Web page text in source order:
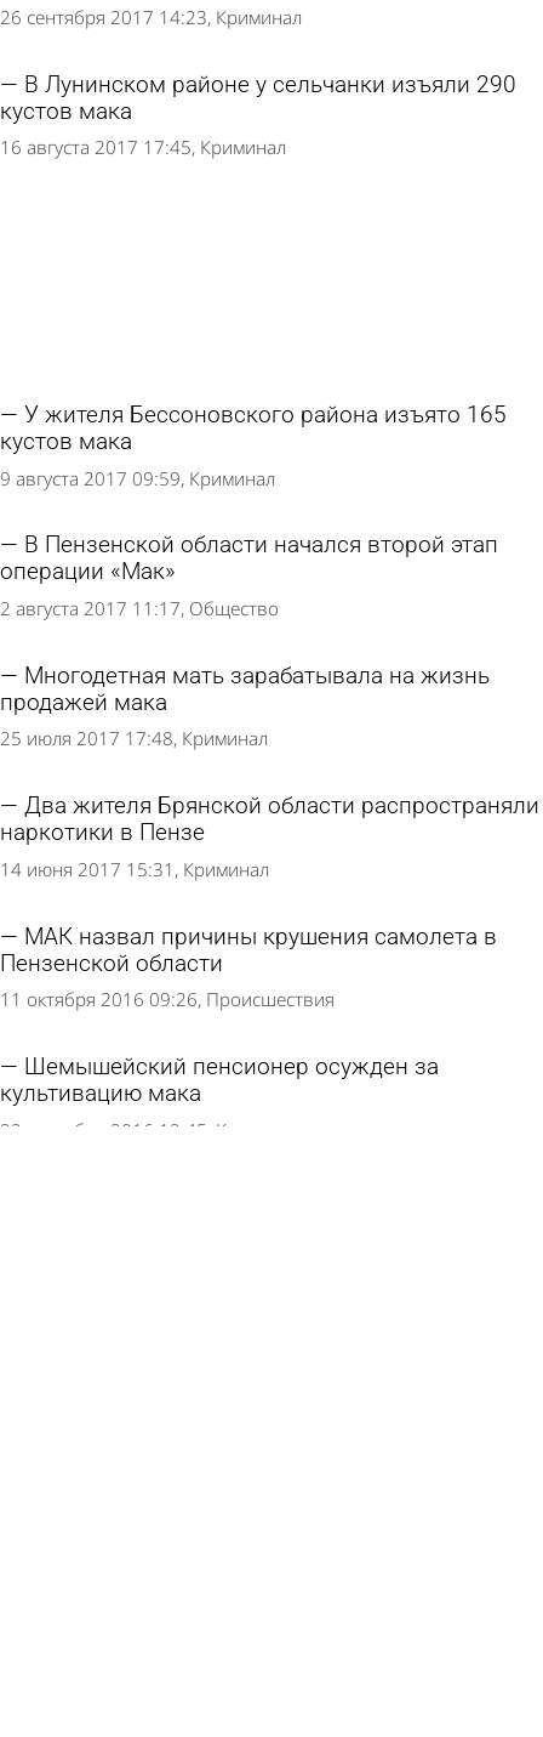
26 сентября 2017 14:23 Криминал
В Лунинском районе у сельчанки изъяли 290
кустов мака
16 августа 2017 17:45 Криминал
У жителя Бессоновского района изъято 165
кустов мака
9 августа 2017 09:59 Криминал
В Пензенской области начался второй этап
операции «Мак»
2 августа 2017 11:17 Общество
Многодетная мать зарабатывала на жизнь
продажей мака
25 июля 2017 17:48 Криминал
Два жителя Брянской области распространяли
наркотики в Пензе
14 июня 2017 15:31 Криминал
МАК назвал причины крушения самолета в
Пензенской области
11 октября 2016 09:26 Происшествия
Шемышейский пенсионер осужден за
культивацию мака
22 сентября 2016 12:45 Криминал